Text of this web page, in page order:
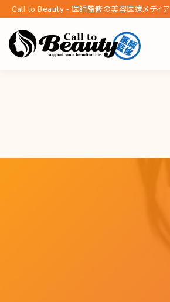
Call to Beauty - 医師監修の美容医療メディア